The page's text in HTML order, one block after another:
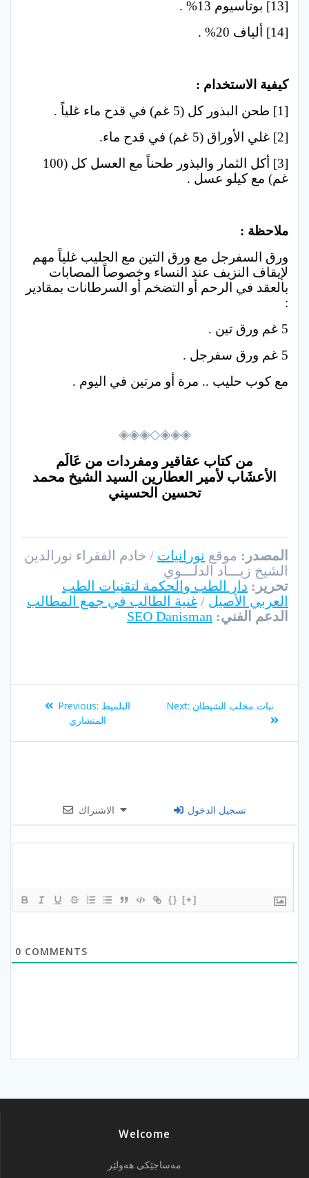
[13] بوتاسيوم 13% .
[14] ألياف 20% .
كيفية الاستخدام :
[1] طحن البذور كل (5 غم) في قدح ماء غلياً .
[2] غلي الأوراق (5 غم) في قدح ماء.
[3] أكل الثمار والبذور طحناً مع العسل كل (100
غم) مع كيلو عسل .
ملاحظة :
ورق السفرجل مع ورق التين مع الحليب غلياً مهم
لإيقاف النزيف عند النساء وخصوصاً المصابات
بالعقد في الرحم أو التضخم أو السرطانات بمقادير
:
5 غم ورق تين .
5 غم ورق سفرجل .
مع كوب حليب .. مرة أو مرتين في اليوم .
◈◈◈◇◈◈◈
من كتاب عقاقير ومفردات من عَالَم
الأعشَاب لأمير العطارين السيد الشيخ محمد
تحسين الحسيني
المصدر: موقع نورانيات / خادم الفقراء نورالدين
الشيخ زيـــاد الدلـــوي
تحرير: دار الطب والحكمة لتقنيات الطب
العربي الأصيل / غنية الطالب في جمع المطالب
الدعم الفني: SEO Danisman
Post
navigation
Previous: Previous
post:
البلميط
المنشاري
Next: Next
نبات مخلب الشيطان
الاشتراك تسجيل الدخول
{} [+]
0 COMMENTS
Welcome
مەساجێکی هەولێر